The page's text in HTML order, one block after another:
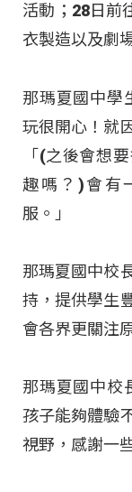
活動；28日前
衣製造以及劇
那瑪夏國中學
玩很開心！就
「(之後會想
趣嗎？)會有
服。」
那瑪夏國中校
持，提供學生
會各界更關注
那瑪夏國中校
孩子能夠體驗
視野，感謝一